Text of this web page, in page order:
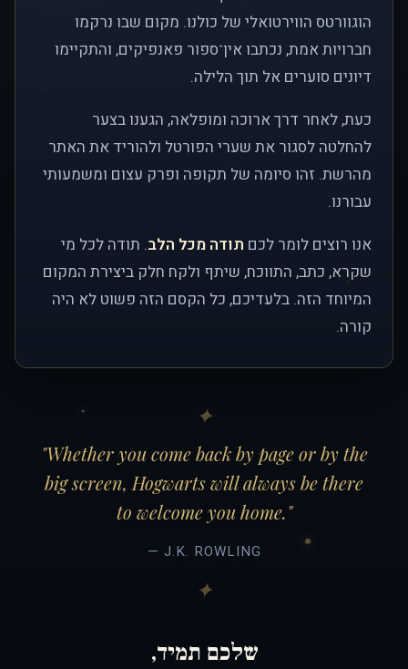
הוגוורטס הווירטואלי של כולנו. מקום שבו נרקמו
חברויות אמת, נכתבו אין־ספור פאנפיקים, והתקיימו
דיונים סוערים אל תוך הלילה.
כעת, לאחר דרך ארוכה ומופלאה, הגענו בצער
להחלטה לסגור את שערי הפורטל ולהוריד את האתר
מהרשת. זהו סיומה של תקופה ופרק עצום ומשמעותי
עבורנו.
אנו רוצים לומר לכם תודה מכל הלב. תודה לכל מי
שקרא, כתב, התווכח, שיתף ולקח חלק ביצירת המקום
המיוחד הזה. בלעדיכם, כל הקסם הזה פשוט לא היה
קורה.
"Whether you come back by page or by the
big screen, Hogwarts will always be there
to welcome you home."
— J.K. ROWLING
שלכם תמיד,